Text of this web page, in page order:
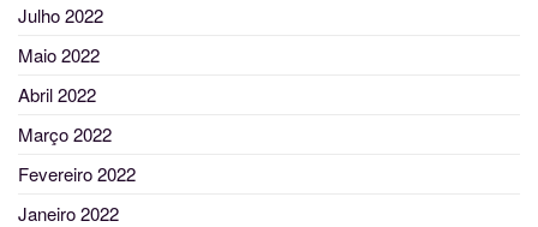
Julho 2022
Maio 2022
Abril 2022
Março 2022
Fevereiro 2022
Janeiro 2022